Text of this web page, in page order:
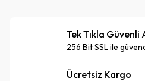
Tek Tıkla Güvenli
256 Bit SSL ile
Ücretsiz Kargo